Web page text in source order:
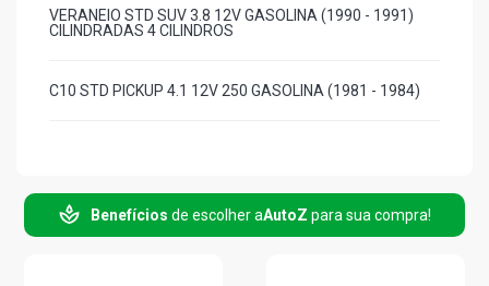
VERANEIO STD SUV 3.8 12V GASOLINA (1990 - 1991)
CILINDRADAS 4 CILINDROS
C10 STD PICKUP 4.1 12V 250 GASOLINA (1981 - 1984)
Benefícios de escolher aAutoZ para sua compra!